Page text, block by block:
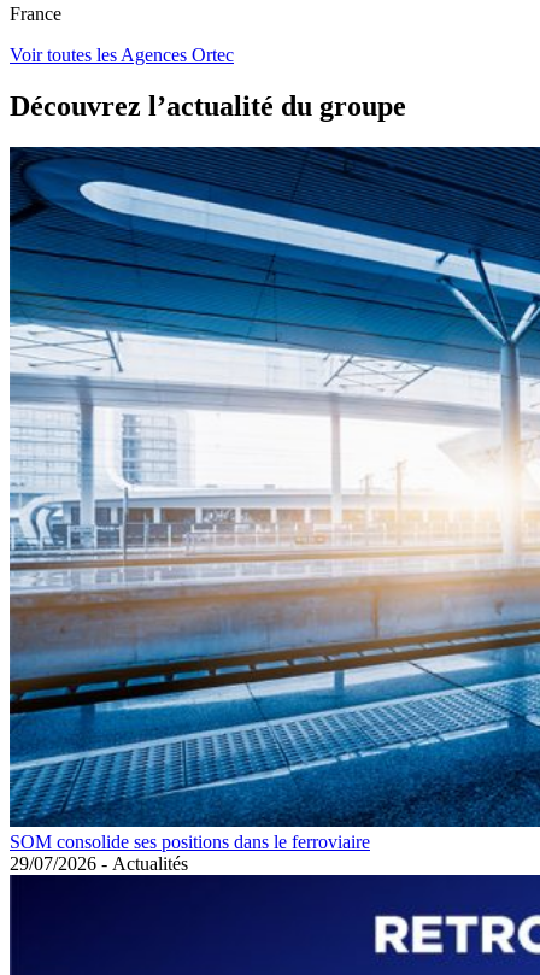
France
Voir toutes les Agences Ortec
Découvrez l’actualité du groupe
SOM consolide ses positions dans le ferroviaire
29/07/2026 - Actualités